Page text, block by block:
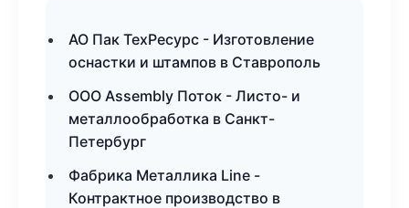
АО Пак ТехРесурс - Изготовление
оснастки и штампов в Ставрополь
ООО Assembly Поток - Листо- и
металлообработка в Санкт-
Петербург
Фабрика Металлика Line -
Контрактное производство в